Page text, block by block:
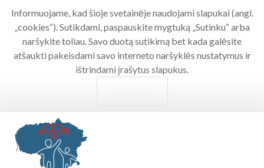
Informuojame, kad šioje svetainėje naudojami slapukai (angl.
„cookies“). Sutikdami, paspauskite mygtuką „Sutinku“ arba
naršykite toliau. Savo duotą sutikimą bet kada galėsite
atšaukti pakeisdami savo interneto naršyklės nustatymus ir
ištrindami įrašytus slapukus.